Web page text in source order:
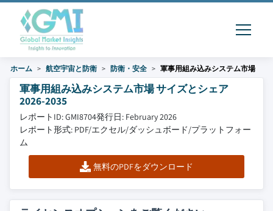
ホーム 航空宇宙と防衛 防衛・安全 軍事用組み込みシステム市場
軍事用組み込みシステム市場 サイズとシェア
2026-2035
レポートID: GMI8704発行日: February 2026
レポート形式: PDF/エクセル/ダッシュボード/プラットフォー
ム
無料のPDFをダウンロード